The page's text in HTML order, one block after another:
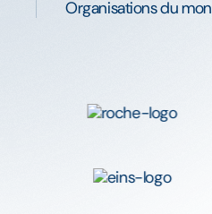
Organisations du